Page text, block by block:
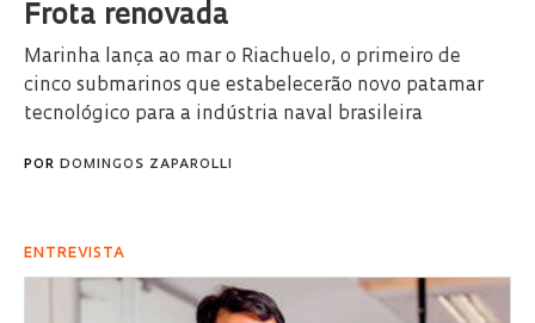
Frota renovada
Marinha lança ao mar o Riachuelo, o primeiro de
cinco submarinos que estabelecerão novo patamar
tecnológico para a indústria naval brasileira
POR DOMINGOS ZAPAROLLI
ENTREVISTA